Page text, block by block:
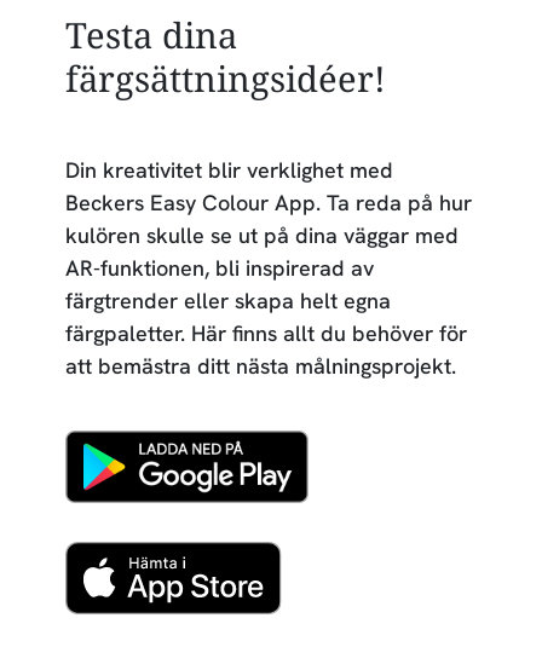
Testa dina
färgsättningsidéer!
Din kreativitet blir verklighet med
Beckers Easy Colour App. Ta reda på hur
kulören skulle se ut på dina väggar med
AR-funktionen, bli inspirerad av
färgtrender eller skapa helt egna
färgpaletter. Här finns allt du behöver för
att bemästra ditt nästa målningsprojekt.